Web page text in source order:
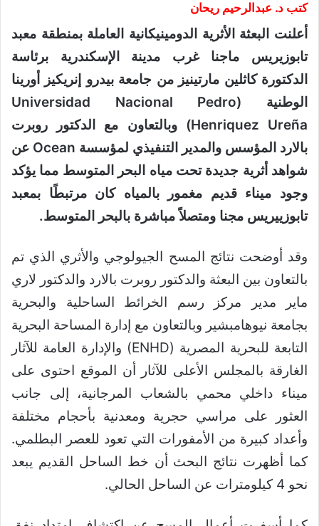
كتب د. عبدالرحيم ريحان
أعلنت البعثة الأثرية الدومينيكانية العاملة بمنطقة معبد
تابوزيريس ماجنا غرب مدينة الإسكندرية برئاسة
الدكتورة كاثلين مارتينيز من جامعة بيدرو إنريكيز أورينا
الوطنية (Universidad Nacional Pedro
Henriquez Ureña) وبالتعاون مع الدكتور روبرت
بالارد المؤسس والمدير التنفيذي لمؤسسة Ocean عن
شواهد أثرية جديدة تحت مياه البحر المتوسط مما يؤكد
وجود ميناء قديم مغمور بالمياه كان مرتبطًا بمعبد
تابوزييريس مجنا ومتصلاً مباشرة بالبحر المتوسط.
وقد أوضحت نتائج المسح الجيولوجي والأثري الذي تم
بالتعاون بين البعثة والدكتور روبرت بالارد والدكتور لاري
ماير مدير مركز رسم الخرائط الساحلية والبحرية
بجامعة نيوهامبشير وبالتعاون مع إدارة المساحة البحرية
التابعة للبحرية المصرية (ENHD) والإدارة العامة للآثار
الغارقة بالمجلس الأعلى للآثار أن الموقع احتوى على
ميناء داخلي محمي بالشعاب المرجانية، إلى جانب
العثور على مراسي حجرية ومعدنية بأحجام مختلفة
وأعداد كبيرة من الأمفورات التي تعود للعصر البطلمي.
كما أظهرت نتائج البحث أن خط الساحل القديم يبعد
نحو 4 كيلومترات عن الساحل الحالي.